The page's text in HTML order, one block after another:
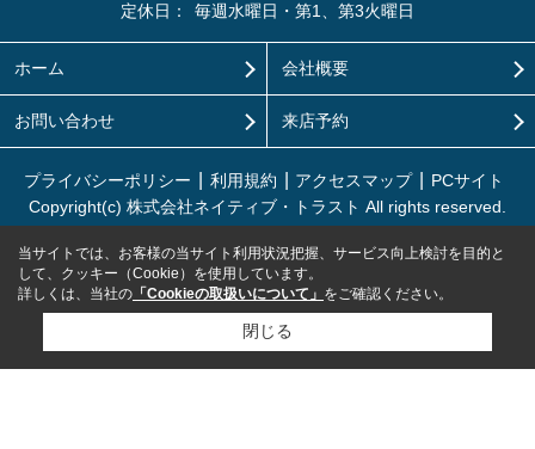
定休日：
毎週水曜日・第1、第3火曜日
ホーム 会社概要
お問い合わせ 来店予約
プライバシーポリシー 利用規約 アクセスマップ
PCサイト
Copyright(c) 株式会社ネイティブ・トラスト All rights reserved.
当サイトでは、お客様の当サイト利用状況把握、サービス向上検討を目的と
して、クッキー（Cookie）を使用しています。
詳しくは、当社の 「Cookieの取扱いについて」 をご確認ください。
閉じる